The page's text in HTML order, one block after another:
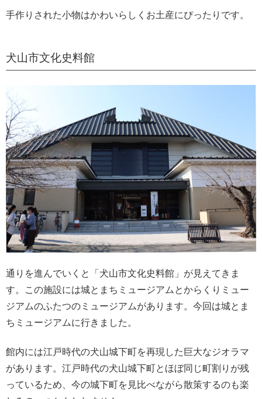
手作りされた小物はかわいらしくお土産にぴったりです。
犬山市文化史料館
通りを進んでいくと「犬山市文化史料館」が見えてきま
す。この施設には城とまちミュージアムとからくりミュー
ジアムのふたつのミュージアムがあります。今回は城とま
ちミュージアムに行きました。
館内には江戸時代の犬山城下町を再現した巨大なジオラマ
があります。江戸時代の犬山城下町とほぼ同じ町割りが残
っているため、今の城下町を見比べながら散策するのも楽